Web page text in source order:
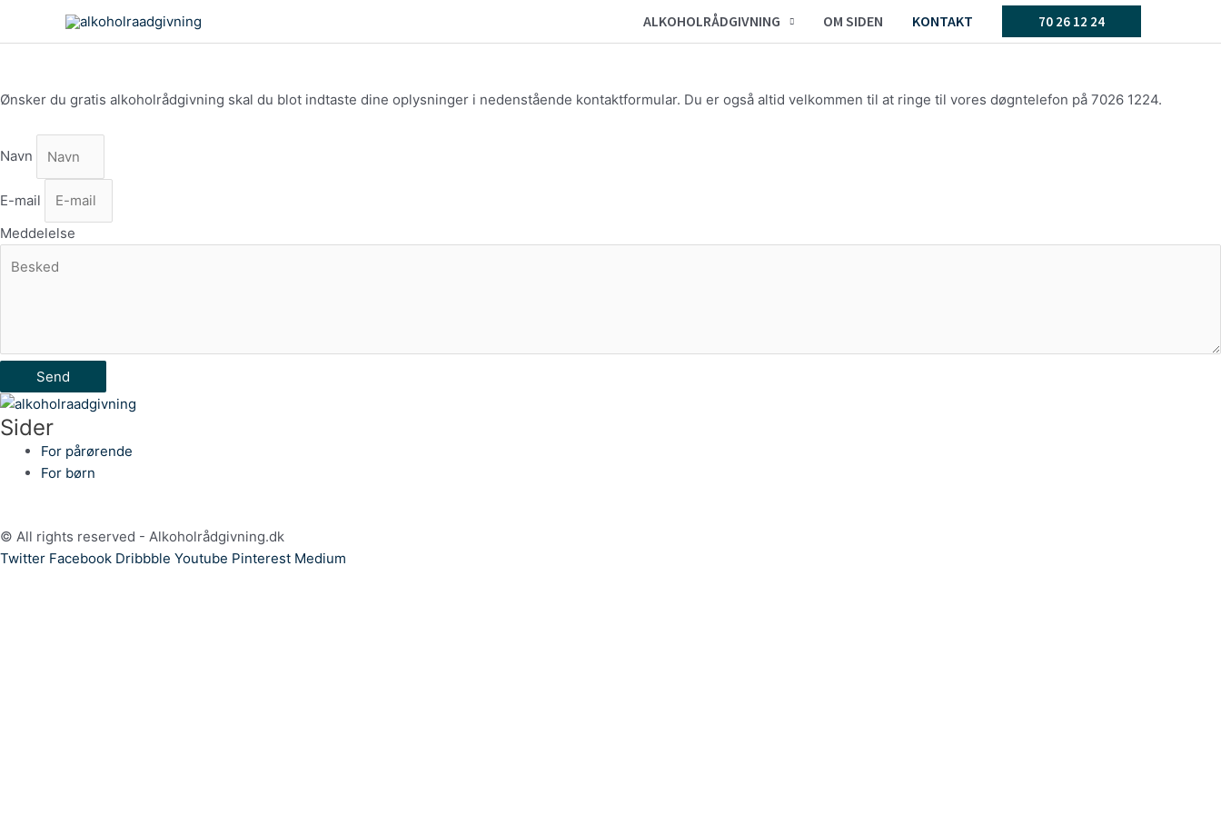
ALKOHOLRÅDGIVNING OM SIDEN KONTAKT 70 26 12 24
Ønsker du gratis alkoholrådgivning skal du blot indtaste dine oplysninger i nedenstående kontaktformular. Du er også altid velkommen til at ringe til vores døgntelefon på 7026 1224.
Navn
E-mail
Meddelelse
Send
Sider
For pårørende
For børn
© All rights reserved - Alkoholrådgivning.dk
Twitter Facebook Dribbble Youtube Pinterest Medium